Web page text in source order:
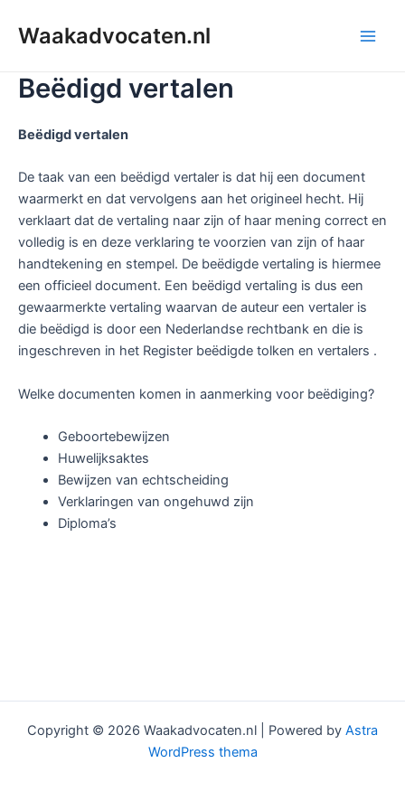
naar
inhoud
Waakadvocaten.nl
Beëdigd vertalen
Beëdigd vertalen
De taak van een beëdigd vertaler is dat hij een document
waarmerkt en dat vervolgens aan het origineel hecht. Hij
verklaart dat de vertaling naar zijn of haar mening correct en
volledig is en deze verklaring te voorzien van zijn of haar
handtekening en stempel. De beëdigde vertaling is hiermee
een officieel document. Een beëdigd vertaling is dus een
gewaarmerkte vertaling waarvan de auteur een vertaler is
die beëdigd is door een Nederlandse rechtbank en die is
ingeschreven in het Register beëdigde tolken en vertalers .
Welke documenten komen in aanmerking voor beëdiging?
Geboortebewijzen
Huwelijksaktes
Bewijzen van echtscheiding
Verklaringen van ongehuwd zijn
Diploma’s
Copyright © 2026 Waakadvocaten.nl | Powered by Astra
WordPress thema